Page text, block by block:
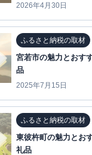
2026年4月30日
ふるさと納税の取材
宮若市の魅力とおす
品
2025年7月15日
ふるさと納税の取材
東彼杵町の魅力とお
礼品